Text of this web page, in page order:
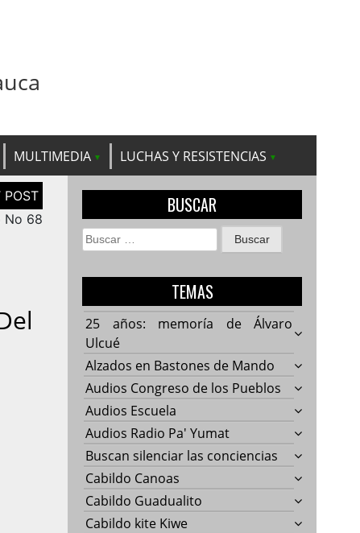
MULTIMEDIA LUCHAS Y RESISTENCIAS
No 68
BUSCAR
Buscar:
TEMAS
25 años: memoría de Álvaro
Ulcué
Alzados en Bastones de Mando
Audios Congreso de los Pueblos
Audios Escuela
Audios Radio Pa' Yumat
Buscan silenciar las conciencias
Cabildo Canoas
Cabildo Guadualito
Cabildo kite Kiwe